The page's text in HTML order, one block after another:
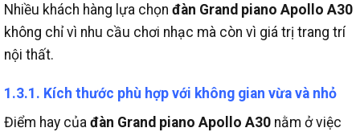
Nhiều khách hàng lựa chọn đàn Grand piano Apollo A30
không chỉ vì nhu cầu chơi nhạc mà còn vì giá trị trang trí
nội thất.
1.3.1. Kích thước phù hợp với không gian vừa và nhỏ
Điểm hay của đàn Grand piano Apollo A30 nằm ở việc